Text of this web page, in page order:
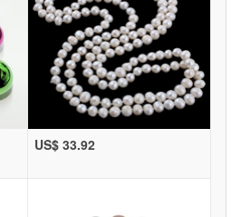
US$ 33.92